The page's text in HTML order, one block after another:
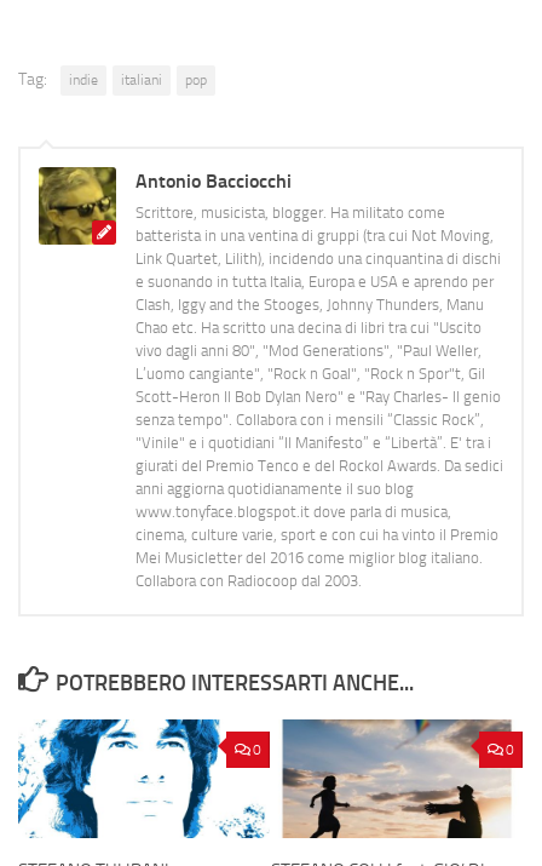
Tag: indie italiani pop
Antonio Bacciocchi
Scrittore, musicista, blogger. Ha militato come
batterista in una ventina di gruppi (tra cui Not Moving,
Link Quartet, Lilith), incidendo una cinquantina di dischi
e suonando in tutta Italia, Europa e USA e aprendo per
Clash, Iggy and the Stooges, Johnny Thunders, Manu
Chao etc. Ha scritto una decina di libri tra cui "Uscito
vivo dagli anni 80", "Mod Generations", "Paul Weller,
L’uomo cangiante", "Rock n Goal", "Rock n Spor"t, Gil
Scott-Heron Il Bob Dylan Nero" e "Ray Charles- Il genio
senza tempo". Collabora con i mensili “Classic Rock”,
"Vinile" e i quotidiani “Il Manifesto” e “Libertà”. E' tra i
giurati del Premio Tenco e del Rockol Awards. Da sedici
anni aggiorna quotidianamente il suo blog
www.tonyface.blogspot.it dove parla di musica,
cinema, culture varie, sport e con cui ha vinto il Premio
Mei Musicletter del 2016 come miglior blog italiano.
Collabora con Radiocoop dal 2003.
POTREBBERO INTERESSARTI ANCHE...
0 0